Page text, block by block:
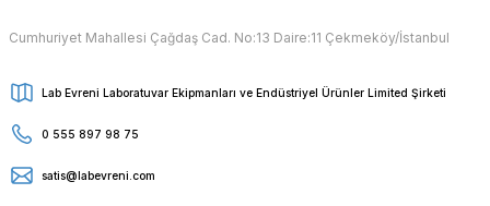
Cumhuriyet Mahallesi Çağdaş Cad. No:13 Daire:11 Çekmeköy/İstanbul
Lab Evreni Laboratuvar Ekipmanları ve Endüstriyel Ürünler Limited Şirketi
0 555 897 98 75
satis@labevreni.com